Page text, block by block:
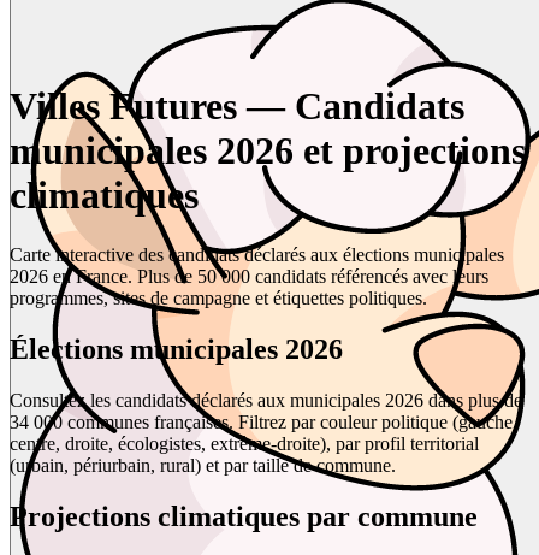
Villes Futures — Candidats
municipales 2026 et projections
climatiques
Carte interactive des candidats déclarés aux élections municipales
2026 en France. Plus de 50 000 candidats référencés avec leurs
programmes, sites de campagne et étiquettes politiques.
Élections municipales 2026
Consultez les candidats déclarés aux municipales 2026 dans plus de
34 000 communes françaises. Filtrez par couleur politique (gauche,
centre, droite, écologistes, extrême-droite), par profil territorial
(urbain, périurbain, rural) et par taille de commune.
Projections climatiques par commune